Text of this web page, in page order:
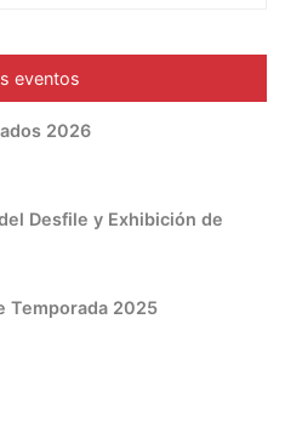
eventos
2026
Desfile y Exhibición de
Temporada 2025